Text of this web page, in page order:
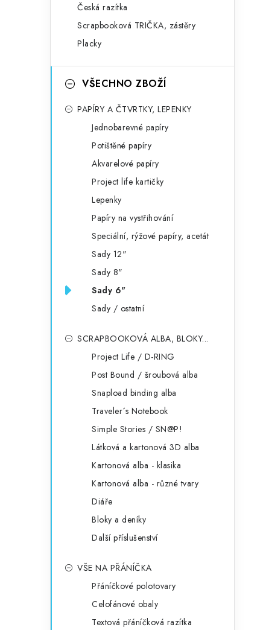
Česká razítka
Scrapbooková TRIČKA, zástěry
Placky
VŠECHNO ZBOŽÍ
PAPÍRY A ČTVRTKY, LEPENKY
Jednobarevné papíry
Potištěné papíry
Akvarelové papíry
Project life kartičky
Lepenky
Papíry na vystřihování
Speciální, rýžové papíry, acetát
Sady 12"
Sady 8"
Sady 6"
Sady / ostatní
SCRAPBOOKOVÁ ALBA, BLOKY...
Project Life / D-RING
Post Bound / šroubová alba
Snapload binding alba
Traveler´s Notebook
Simple Stories / SN@P!
Látková a kartonová 3D alba
Kartonová alba - klasika
Kartonová alba - různé tvary
Diáře
Bloky a deníky
Další příslušenství
VŠE NA PŘÁNÍČKA
Přáníčkové polotovary
Celofánové obaly
Textová přáníčková razítka